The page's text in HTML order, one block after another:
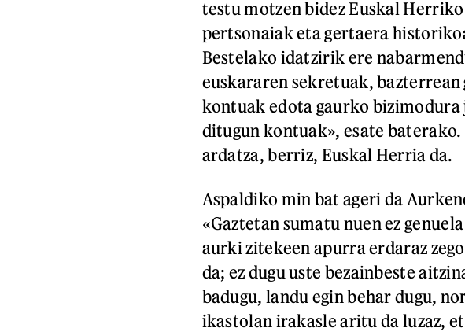
testu motzen bidez Euskal
pertsonaiak eta gertaera
Bestelako idatzirik ere
euskararen sekretuak,
kontuak edota gaurko
ditugun kontuak», esate
ardatza, berriz, Euskal Herria da.
Aspaldiko min bat ageri da
«Gaztetan sumatu nuen ez
aurki zitekeen apurra erdaraz
da; ez dugu uste bezainbeste
badugu, landu egin behar dugu,
ikastolan irakasle aritu da luzaz,